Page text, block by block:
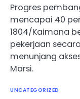
Progres
mencapai 40
1804/Kaimana
pekerjaan
menunjang
Marsi.
UNCATEGORIZED